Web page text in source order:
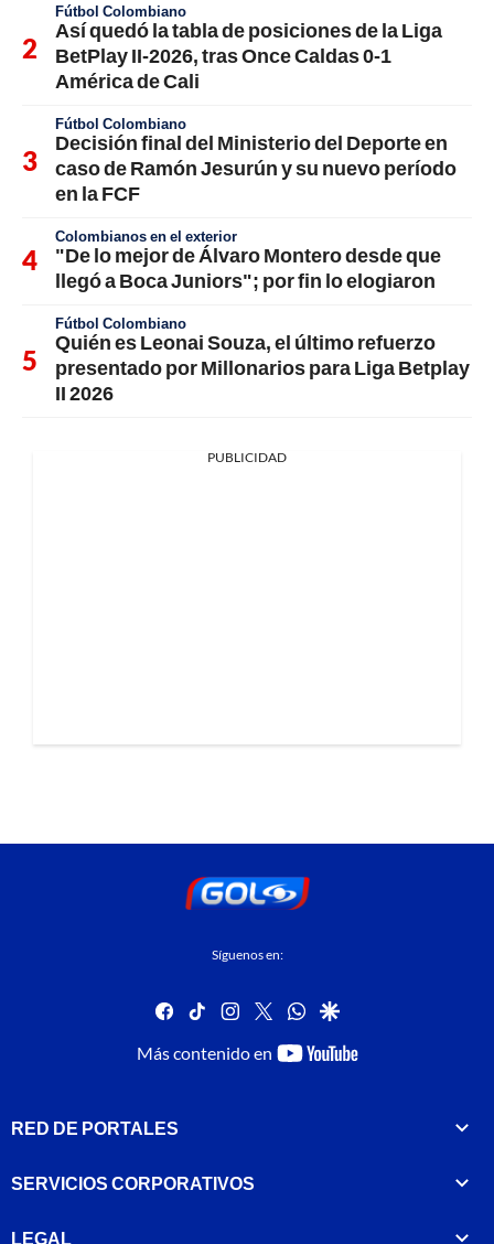
Fútbol Colombiano
Así quedó la tabla de posiciones de la Liga
BetPlay II-2026, tras Once Caldas 0-1
América de Cali
Fútbol Colombiano
Decisión final del Ministerio del Deporte en
caso de Ramón Jesurún y su nuevo período
en la FCF
Colombianos en el exterior
"De lo mejor de Álvaro Montero desde que
llegó a Boca Juniors"; por fin lo elogiaron
Fútbol Colombiano
Quién es Leonai Souza, el último refuerzo
presentado por Millonarios para Liga Betplay
II 2026
PUBLICIDAD
Síguenos en:
facebook
tiktok instagram
twitterwhatsapp
google
Más contenido en
youtube-
RED DE PORTALES
SERVICIOS CORPORATIVOS
LEGAL